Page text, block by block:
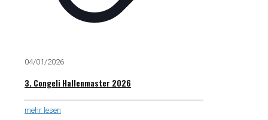
04/01/2026
3. Congeli Hallenmaster 2026
mehr lesen